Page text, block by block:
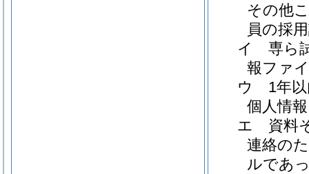
その他
員の採
イ
専ら
報ファ
ウ
1年
個人情
エ
資料
連絡の
ルであ